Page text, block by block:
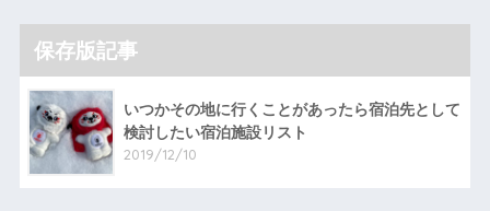
保存版記事
いつかその地に行くことがあったら宿泊先として
検討したい宿泊施設リスト
2019/12/10